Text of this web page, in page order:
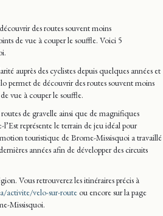
des routes souvent moins
de vue à couper le souffle. Voici 5
auprès des cyclistes depuis quelques années et
permet de découvrir des routes souvent moins
vue à couper le souffle.
de gravelle ainsi que de magnifiques
représente le terrain de jeu idéal pour
touristique de Brome-Missisquoi a travaillé
années afin de développer des circuits
Vous retrouverez les itinéraires précis à
activite/velo-sur-routeou encore sur la page
Missisquoi.